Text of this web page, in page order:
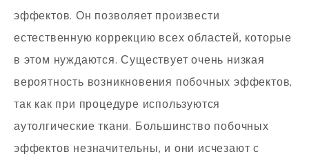
эффектов. Он позволяет произвести
естественную коррекцию всех областей, которые
в этом нуждаются. Существует очень низкая
вероятность возникновения побочных эффектов,
так как при процедуре используются
аутолгические ткани. Большинство побочных
эффектов незначительны, и они исчезают с